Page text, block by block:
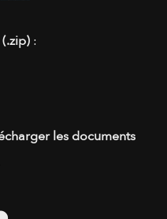
:
les documents